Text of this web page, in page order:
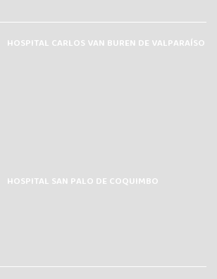
HOSPITAL CARLOS VAN BUREN DE VALPARAÍSO
HOSPITAL SAN PALO DE COQUIMBO